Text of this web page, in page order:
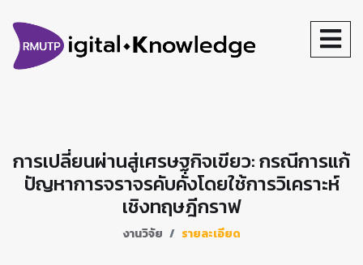
การเปลี่ยนผ่านสู่เศรษฐกิจเขียว: กรณีการแก้
ปัญหาการจราจรคับคั่งโดยใช้การวิเคราะห์
เชิงทฤษฎีกราฟ
งานวิจัย รายละเอียด